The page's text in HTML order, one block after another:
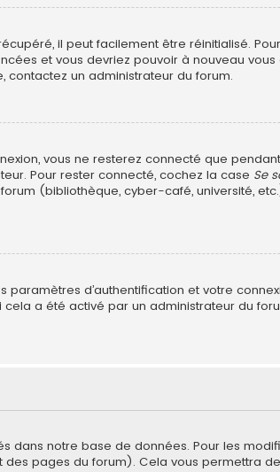
il peut facilement être réinitialisé.
et vous devriez pouvoir à nouveau
contactez un administrateur du forum.
vous ne resterez connecté que
Pour rester connecté, cochez la case Se
(bibliothèque, cyber-café, université,
d’authentification et votre
a été activé par un administrateur du
dans notre base de données. Pour les
des pages du forum). Cela vous permettra